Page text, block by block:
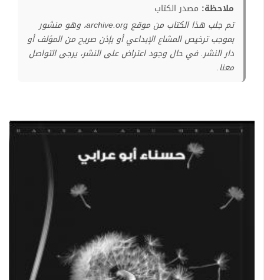
ملاحظة: مصدر الكتاب
تم جلب هذا الكتاب من موقع archive.org، وهو منشور
بموجب ترخيص المشاع الإبداعي أو بإذن صريح من المؤلف أو
دار النشر. في حال وجود اعتراض على النشر، يرجى التواصل
معنا.